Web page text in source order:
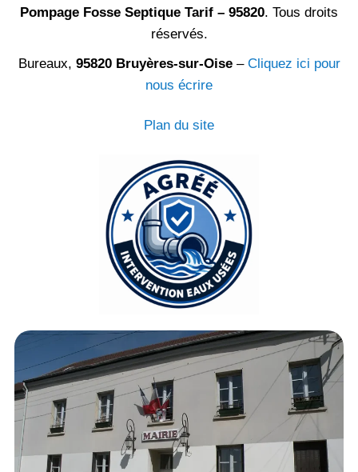
Pompage Fosse Septique Tarif – 95820. Tous droits
réservés.
Bureaux, 95820 Bruyères-sur-Oise– Cliquez ici pour
nous écrire
Plan du site